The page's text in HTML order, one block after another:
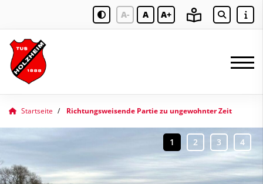
A- A A+
Startseite Richtungsweisende Partie zu ungewohnter Zeit